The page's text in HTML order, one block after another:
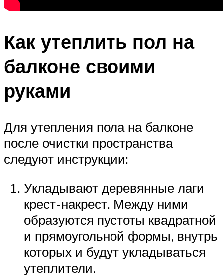
Как утеплить пол на
балконе своими
руками
Для утепления пола на балконе
после очистки пространства
следуют инструкции:
Укладывают деревянные лаги
крест-накрест. Между ними
образуются пустоты квадратной
и прямоугольной формы, внутрь
которых и будут укладываться
утеплители.